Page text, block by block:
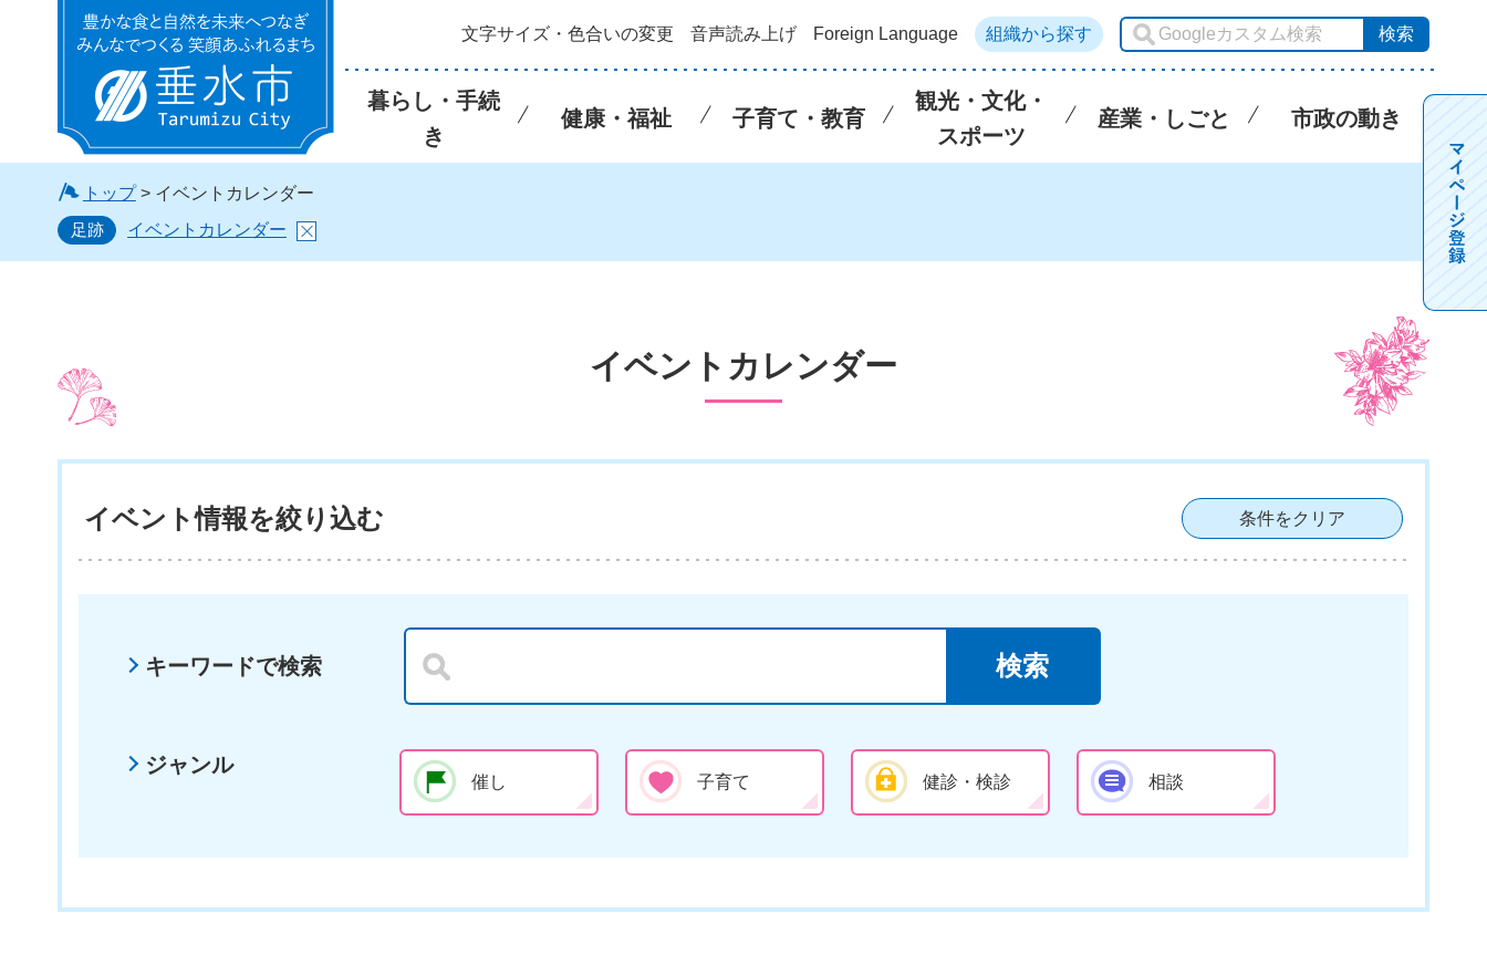
垂水市 文字サイズ・色合いの変更 音声読み上げ Foreign Language 組織から探す
暮らし・手続
き
健康・福祉 子育て・教育
観光・文化・
スポーツ
産業・しごと 市政の動き
トップ> イベントカレンダー
足跡
イベントカレンダー
イベントカレンダー
イベント情報を絞り込む 条件をクリア
キーワードで検索
ジャンル
催し 子育て 健診・検診 相談